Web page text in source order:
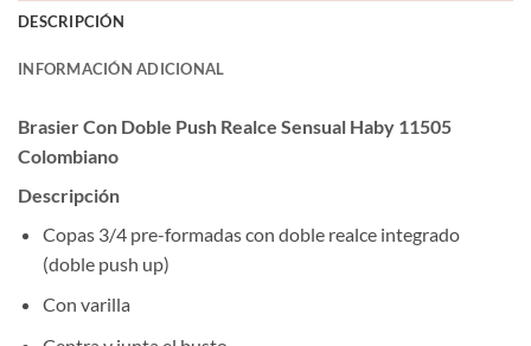
DESCRIPCIÓN
INFORMACIÓN ADICIONAL
Brasier Con Doble Push Realce Sensual Haby 11505
Colombiano
Descripción
Copas 3/4 pre-formadas con doble realce integrado
(doble push up)
Con varilla